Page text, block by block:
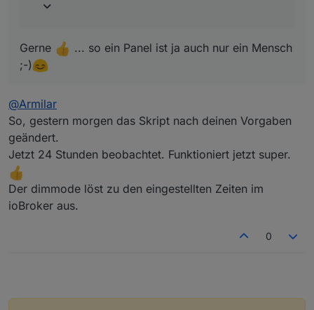
Gerne
... so ein Panel ist ja auch nur ein Mensch
;-)
@Armilar
So, gestern morgen das Skript nach deinen Vorgaben
geändert.
Jetzt 24 Stunden beobachtet. Funktioniert jetzt super.
Der dimmode löst zu den eingestellten Zeiten im
ioBroker aus.
0